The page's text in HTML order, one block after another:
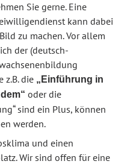
Sie gerne. Eine
kann dabei
zu machen. Vor allem
der (deutsch-
z.B. die „Einführung in
oder die
sind ein Plus, können
werden.
und einen
Wir sind offen für eine